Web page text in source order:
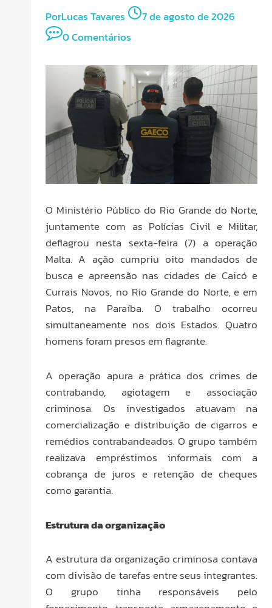
PorLucas Tavares
7 de agosto de 2026
0 Comentários
O Ministério Público do Rio Grande do Norte,
juntamente com as Polícias Civil e Militar,
deflagrou nesta sexta-feira (7) a operação
Malta. A ação cumpriu oito mandados de
busca e apreensão nas cidades de Caicó e
Currais Novos, no Rio Grande do Norte, e em
Patos, na Paraíba. O trabalho ocorreu
simultaneamente nos dois Estados. Quatro
homens foram presos em flagrante.
A operação apura a prática dos crimes de
contrabando, agiotagem e associação
criminosa. Os investigados atuavam na
comercialização e distribuição de cigarros e
remédios contrabandeados. O grupo também
realizava empréstimos informais com a
cobrança de juros e retenção de cheques
como garantia.
Estrutura da organização
A estrutura da organização criminosa contava
com divisão de tarefas entre seus integrantes.
O grupo tinha responsáveis pelo